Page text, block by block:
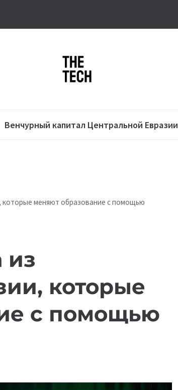
Венчурный капитал Центральной Евразии
которые меняют образование с помощью
из
которые
с помощью